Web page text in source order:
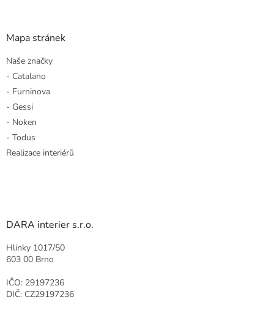
Mapa stránek
Naše značky
- Catalano
- Furninova
- Gessi
- Noken
- Todus
Realizace interiérů
DARA interier s.r.o.
Hlinky 1017/50
603 00 Brno
IČO: 29197236
DIČ: CZ29197236